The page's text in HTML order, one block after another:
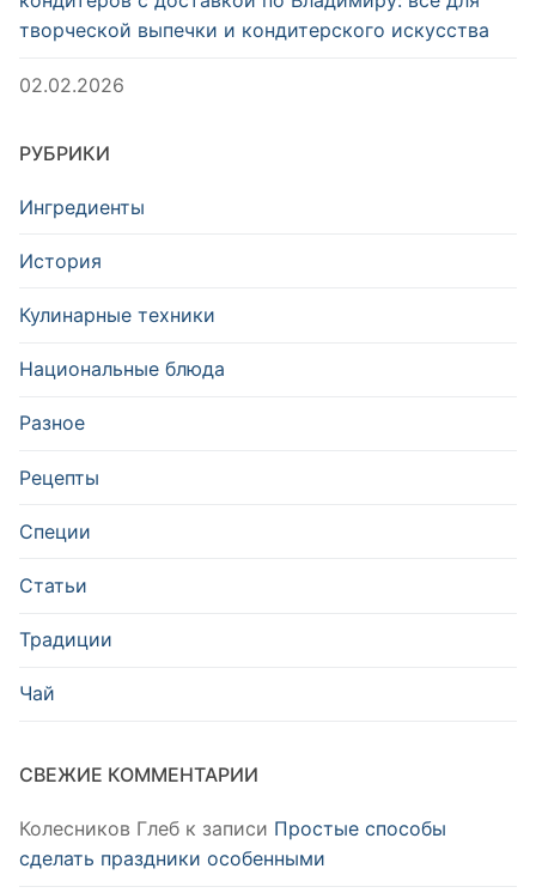
творческой выпечки и кондитерского искусства
02.02.2026
РУБРИКИ
Ингредиенты
История
Кулинарные техники
Национальные блюда
Разное
Рецепты
Специи
Статьи
Традиции
Чай
СВЕЖИЕ КОММЕНТАРИИ
Колесников Глеб к записи Простые способы
сделать праздники особенными